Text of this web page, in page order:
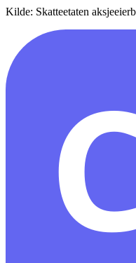
Kilde: Skatteetaten